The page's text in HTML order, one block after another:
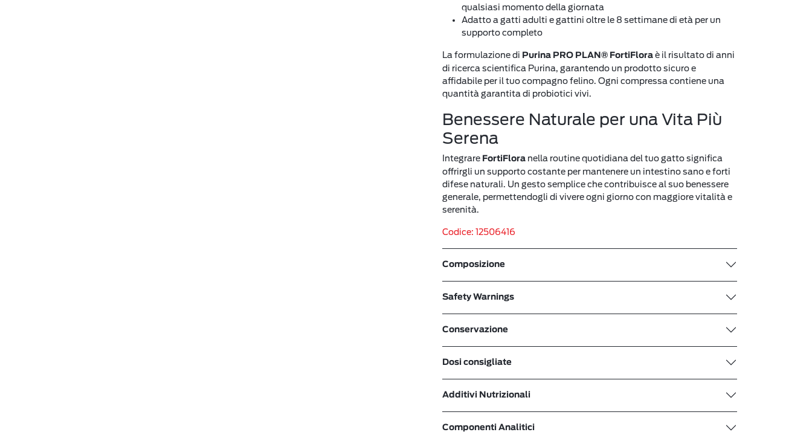
qualsiasi momento della giornata
Adatto a gatti adulti e gattini oltre le 8 settimane di età per un
supporto completo
La formulazione di Purina PRO PLAN® FortiFlora è il risultato di anni
di ricerca scientifica Purina, garantendo un prodotto sicuro e
affidabile per il tuo compagno felino. Ogni compressa contiene una
quantità garantita di probiotici vivi.
Benessere Naturale per una Vita Più
Serena
Integrare FortiFlora nella routine quotidiana del tuo gatto significa
offrirgli un supporto costante per mantenere un intestino sano e forti
difese naturali. Un gesto semplice che contribuisce al suo benessere
generale, permettendogli di vivere ogni giorno con maggiore vitalità e
serenità.
Codice: 12506416
Composizione
Safety Warnings
Conservazione
Dosi consigliate
Additivi Nutrizionali
Componenti Analitici